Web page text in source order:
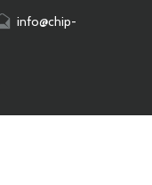
info@chip-